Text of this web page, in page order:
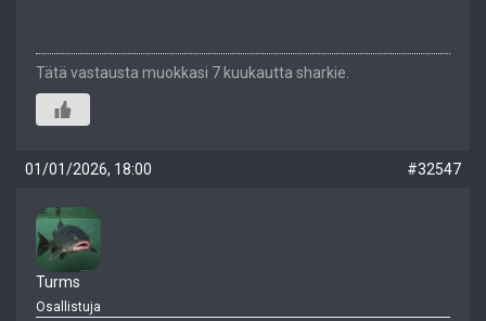
Tätä vastausta muokkasi 7 kuukautta sharkie.
01/01/2026, 18:00 #32547
Turms
Osallistuja